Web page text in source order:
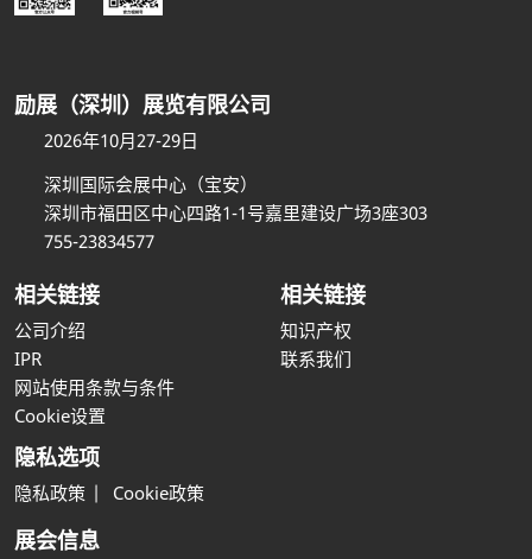
励展（深圳）展览有限公司
2026年10月27-29日
深圳国际会展中心（宝安）
深圳市福田区中心四路1-1号嘉里建设广场3座303
755-23834577
相关链接
公司介绍
IPR
网站使用条款与条件
Cookie设置
相关链接
知识产权
联系我们
隐私选项
隐私政策 Cookie政策
展会信息